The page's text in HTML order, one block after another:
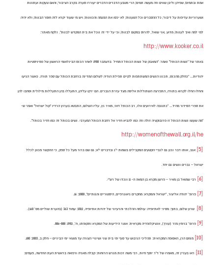
אמת ובתמים/ שפיהן וליבן שווים וזה מעשה תמים/ הרי מטבע הדברים הדברים יעוררו סערה בקרב הציבור/ והאם צעקות ועתונות
ושערוריות עדיפות על דיבור/ כל ההסברים וכל הטענות/ לא יכסו את המגמה והכוונות/ ויש מי שעוד יקרא לזה חוסר הבנות/ ולא יהיה
למי למה ואיך לענות/ מדוע ,אני שואל, להרוס במקום לבנות/ וכי על ידי זה נוכל את בית המקדש לבנות". נלקח מאתר:
http://www.kooker.co.il
באתר של "נשות הכותל" נאמר: "המאבק של נשות הכותל התחיל בדצמבר 1988 לאחר הכנס הבינלאומי הראשון של פמיניסטיות
יהודיות… "כחלק מהכנס, תכננו הנשים המשתתפות לקיים תפילת הודיה לשלום המדינה ברחבת הכותל עם ספר תורה. כאשר הגיעו
והחלו החלו לקרוא בתורה, התפרצה השתוללות אלימה מצד עזרת הגברים. הם ירקו עליהן, התעללו בהן התעללות מילולית וסחבו להן
את ספרי הסידור מהיד… "כתגובה לאירועים אלו, רב הכותל דאז, מאיר גץ, עליו השלום, התבטא בערוץ הרדיו "קול ישראל" ואמר ש-
"מה שעשו נשות הכותל זו פרובוקציה זולה וזה כמו להביא חזיר אל רחבת הכותל המערבי. נשים בכותל זה כמו חזיר בכותל".
http://womenofthewall.org.il/he
[5]
אגב, אותו דבר נכון גם לגביי הקטעים המקבילים בשמות י"ג ובדברים י"א; גם שם ברור מעל כל ספק, כי ההקשר מכוון לכלל
ישראל – גברים ונשים גם יחד.
[6] רבי שמואל בן מאיר – פרשן מקרא בן המאה ה- 11 ונכדו של רש”י.
[7] פרופ’ יהודה אליצור, “ישראל והמקרא: מחקרים גיאוגרפיים, היסטוריים והגותיים”, 2000: 16.
[8] שרון שלום, בתוך: מסיני לאתיופיה: עולמה ההלכתי והרעיוני של יהדות אתיופיה, 2012: עמוד 363 (בהערת שוליים מס’ 168).
[9] פרופ’ בנימין מזר (עורך), אנציקלופדיה מקראית: אוצר הידיעות של המקרא ותקופתו, ח’, 1982: 886-888.
[10] מנחם הרן, האסופה המקראית: תהליכי הגיבוש עד סוף ימי בית שני ושינויי הצורה עד מוצאי ימי הביניים – חלק ב, 2003: 180.
[11] ראו בעניין זה, מאמרו של ד"ר יוסף חיות, רבי משה זכות מגרש הרוחות: קבלה מאגיה ורפואה בראשית העת החדשה, פעמים: